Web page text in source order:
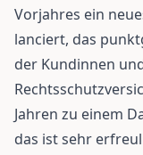
Vorjahres ein
lanciert, das
der Kundinnen
Jahren zu einem
das ist sehr